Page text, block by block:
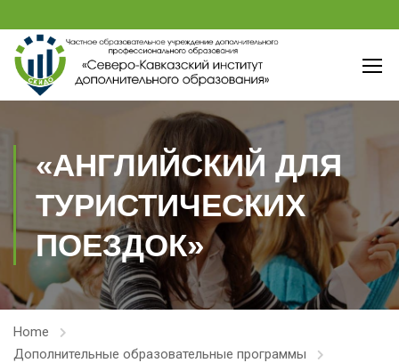
«АНГЛИЙСКИЙ ДЛЯ
ТУРИСТИЧЕСКИХ
ПОЕЗДОК»
Home
Дополнительные образовательные программы